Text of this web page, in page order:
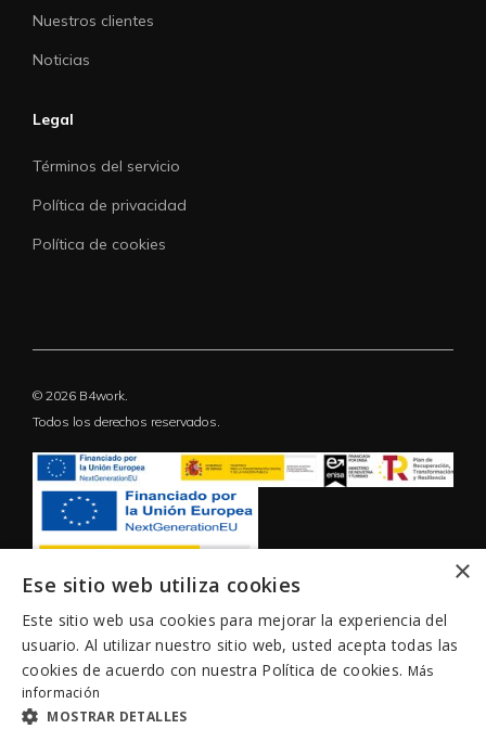
Nuestros clientes
Noticias
Legal
Términos del servicio
Política de privacidad
Política de cookies
© 2026 B4work.
Todos los derechos reservados.
×
Ese sitio web utiliza cookies
Este sitio web usa cookies para mejorar la experiencia del
usuario. Al utilizar nuestro sitio web, usted acepta todas las
cookies de acuerdo con nuestra Política de cookies. Más
información
MOSTRAR DETALLES